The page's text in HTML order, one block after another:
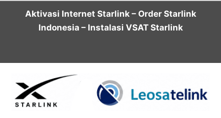
Aktivasi Internet Starlink – Order Starlink
Indonesia – Instalasi VSAT Starlink